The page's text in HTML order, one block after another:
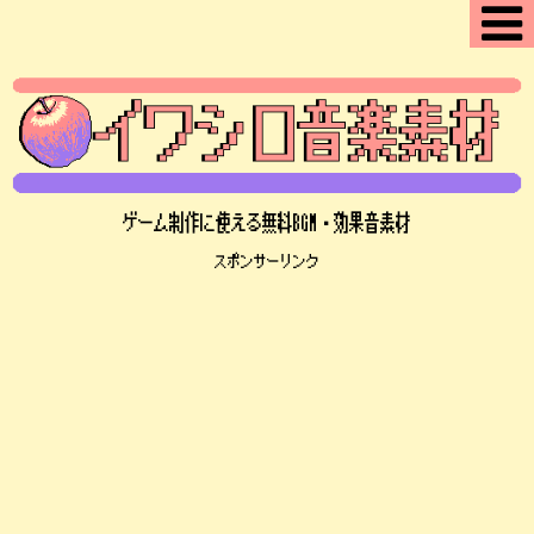
ゲーム制作に使える無料BGM・効果音素材
スポンサーリンク